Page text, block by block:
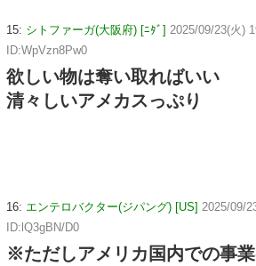
15: シトファーガ(大阪府) [ﾆﾀﾞ] 2025/09/23(火)
ID:WpVzn8Pw0
欲しい物は奪い取ればいい
清々しいアメカスっぷり
16: エンテロバクター(ジパング) [US] 2025/09/
ID:lQ3gBN/D0
※ただしアメリカ国内での事